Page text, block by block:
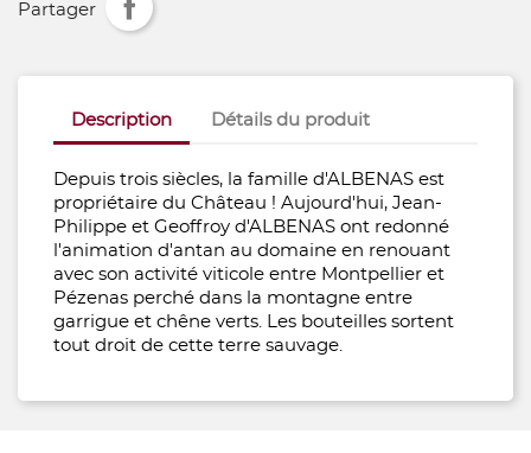
Partager
Description Détails du produit
Depuis trois siècles, la famille d'ALBENAS est
propriétaire du Château ! Aujourd'hui, Jean-
Philippe et Geoffroy d'ALBENAS ont redonné
l'animation d'antan au domaine en renouant
avec son activité viticole entre Montpellier et
Pézenas perché dans la montagne entre
garrigue et chêne verts. Les bouteilles sortent
tout droit de cette terre sauvage.